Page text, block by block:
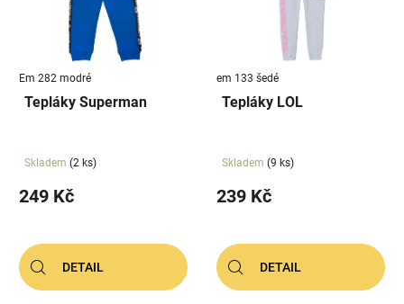
Em 282 modré
Tepláky Superman
Skladem (2 ks)
249 Kč
DETAIL
em 133 šedé
Tepláky LOL
Skladem (9 ks)
239 Kč
DETAIL